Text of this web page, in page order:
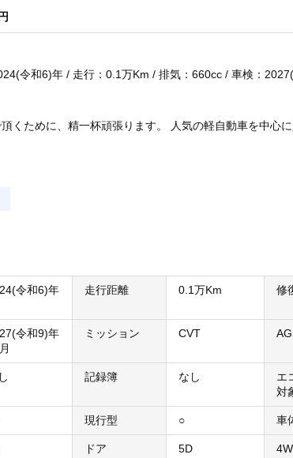
令和6)年 / 走行：0.1万Km / 排気：660cc / 車検：
くために、精一杯頑張ります。 人気の軽自動車を中心
令和6)年 走行距離 0.1万Km 修
令和9)年
ミッション CVT
記録簿 なし
エ
対
現行型 ○ 車
ドア 5D